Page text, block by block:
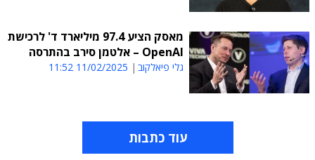
מאסק הציע 97.4 מיליארד ד' לרכישת
OpenAI – אלטמן סירב בהתרסה
גלי פיאלקוב 11/02/2025 11:52
עוד כתבות